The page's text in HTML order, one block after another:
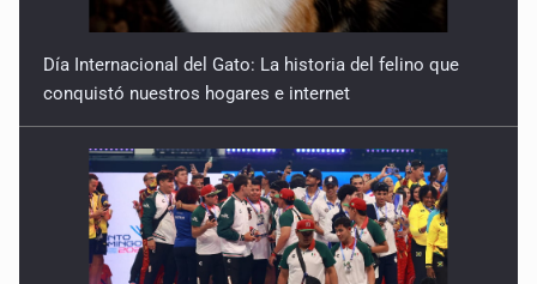
Día Internacional del Gato: La historia del felino que
conquistó nuestros hogares e internet